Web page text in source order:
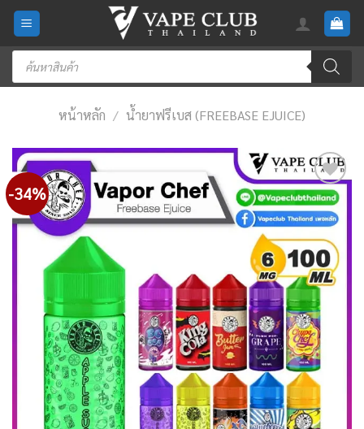
Skip
content
Products
search
หน้าหลัก / น้ำยาฟรีเบส (FREEBASE EJUICE)
-34%
Add
to
wishlist